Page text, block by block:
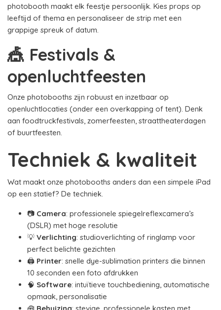
photobooth maakt elk feestje persoonlijk. Kies props op
leeftijd of thema en personaliseer de strip met een
grappige spreuk of datum.
🎪 Festivals &
openluchtfeesten
Onze photobooths zijn robuust en inzetbaar op
openluchtlocaties (onder een overkapping of tent). Denk
aan foodtruckfestivals, zomerfeesten, straattheaterdagen
of buurtfeesten.
Techniek & kwaliteit
Wat maakt onze photobooths anders dan een simpele iPad
op een statief? De techniek.
📷 Camera: professionele spiegelreflexcamera’s
(DSLR) met hoge resolutie
💡 Verlichting: studioverlichting of ringlamp voor
perfect belichte gezichten
🖨️ Printer: snelle dye-sublimation printers die binnen
10 seconden een foto afdrukken
🧠 Software: intuïtieve touchbediening, automatische
opmaak, personalisatie